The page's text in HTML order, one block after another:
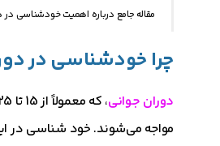
مقاله جامع درباره اهمیت خودشناسی در
چرا خودشناسی در
دوران جوانی
مواجه می‌شوند. خود شناسی در